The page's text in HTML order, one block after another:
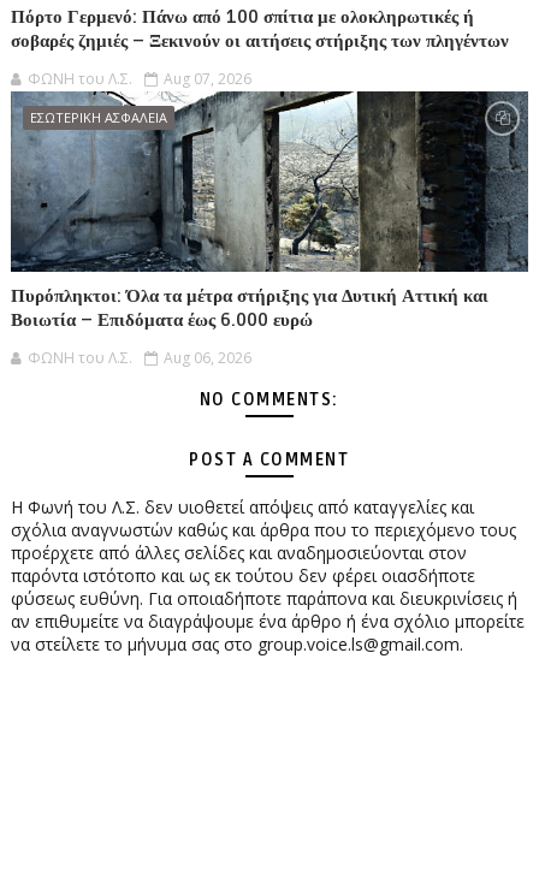
Πόρτο Γερμενό: Πάνω από 100 σπίτια με ολοκληρωτικές ή
σοβαρές ζημιές – Ξεκινούν οι αιτήσεις στήριξης των πληγέντων
ΦΩΝΗ του Λ.Σ. Aug 07, 2026
ΕΣΩΤΕΡΙΚΗ ΑΣΦΑΛΕΙΑ
Πυρόπληκτοι: Όλα τα μέτρα στήριξης για Δυτική Αττική και
Βοιωτία – Επιδόματα έως 6.000 ευρώ
ΦΩΝΗ του Λ.Σ. Aug 06, 2026
NO COMMENTS:
POST A COMMENT
Η Φωνή του Λ.Σ. δεν υιοθετεί απόψεις από καταγγελίες και
σχόλια αναγνωστών καθώς και άρθρα που το περιεχόμενο τους
προέρχετε από άλλες σελίδες και αναδημοσιεύονται στον
παρόντα ιστότοπο και ως εκ τούτου δεν φέρει οιασδήποτε
φύσεως ευθύνη. Για οποιαδήποτε παράπονα και διευκρινίσεις ή
αν επιθυμείτε να διαγράψουμε ένα άρθρο ή ένα σχόλιο μπορείτε
να στείλετε το μήνυμα σας στο group.voice.ls@gmail.com.